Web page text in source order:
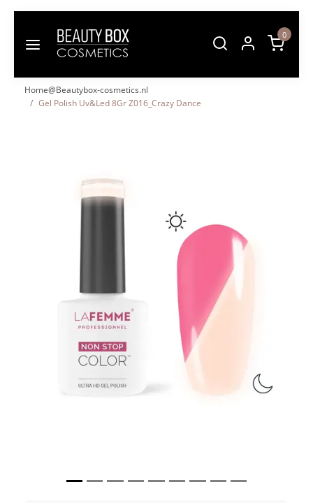
0
Home@Beautybox-cosmetics.nl
Gel Polish Uv&Led 8Gr Z016_Crazy Dance